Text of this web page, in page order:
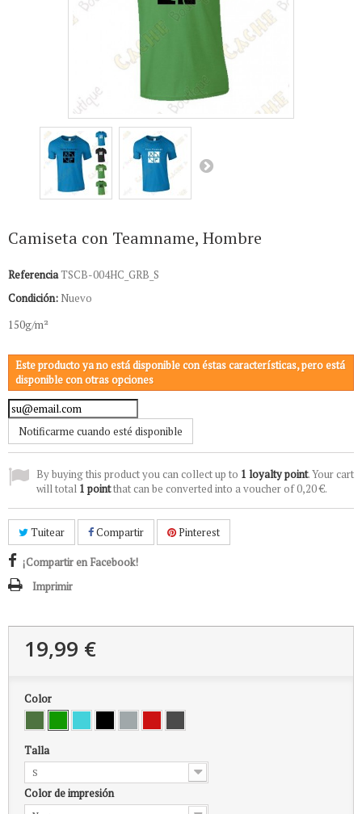
Camiseta con Teamname, Hombre
ReferenciaTSCB-004HC_GRB_S
Condición: Nuevo
150g/m²
Este producto ya no está disponible con éstas características, pero está
disponible con otras opciones
Notificarme cuando esté disponible
By buying this product you can collect up to 1 loyalty point. Your cart
will total 1 pointthat can be converted into a voucher of0,20 €.
Tuitear Compartir Pinterest
¡Compartir en Facebook!
Imprimir
19,99 €
Color
Talla
S
Color de impresión